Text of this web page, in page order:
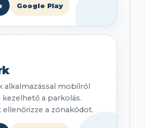
Google Play
alkalmazással mobilról
a parkolás.
a zónakódot.